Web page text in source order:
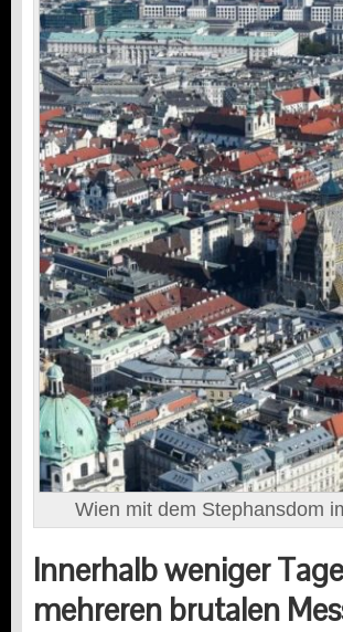
Wien mit dem Stephansdom
Innerhalb weniger
mehreren brutalen